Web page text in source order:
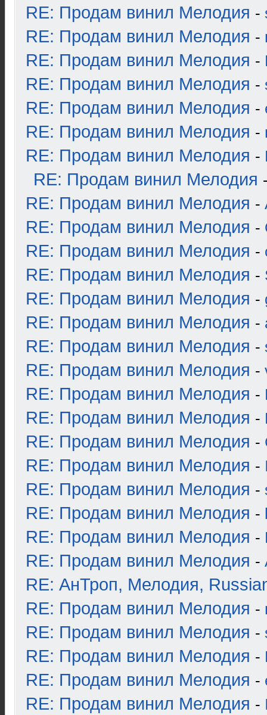
RE: Продам винил Мелодия -
RE: Продам винил Мелодия -
RE: Продам винил Мелодия -
RE: Продам винил Мелодия -
RE: Продам винил Мелодия -
RE: Продам винил Мелодия -
RE: Продам винил Мелодия -
RE: Продам винил Мелодия
RE: Продам винил Мелодия -
RE: Продам винил Мелодия -
RE: Продам винил Мелодия -
RE: Продам винил Мелодия -
RE: Продам винил Мелодия -
RE: Продам винил Мелодия -
RE: Продам винил Мелодия -
RE: Продам винил Мелодия -
RE: Продам винил Мелодия -
RE: Продам винил Мелодия -
RE: Продам винил Мелодия -
RE: Продам винил Мелодия -
RE: Продам винил Мелодия -
RE: Продам винил Мелодия -
RE: Продам винил Мелодия -
RE: Продам винил Мелодия -
RE: АнТроп, Мелодия,
RE: Продам винил Мелодия -
RE: Продам винил Мелодия -
RE: Продам винил Мелодия -
RE: Продам винил Мелодия -
RE: Продам винил Мелодия -